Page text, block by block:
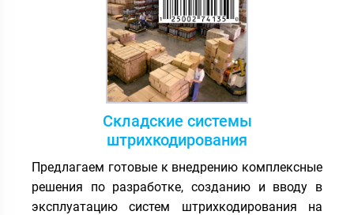
Складские системы
штрихкодирования
Предлагаем готовые к внедрению комплексные
решения по разработке, созданию и вводу в
эксплуатацию систем штрихкодирования на